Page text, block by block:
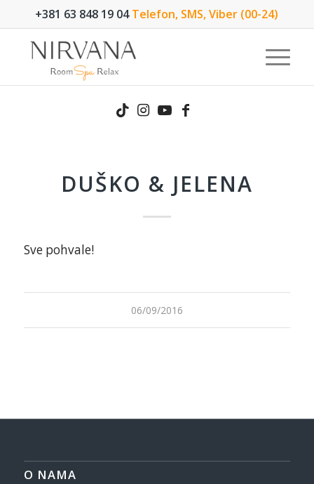
+381 63 848 19 04Telefon, SMS, Viber (00-24)
DUŠKO & JELENA
Sve pohvale!
06/09/2016
O NAMA